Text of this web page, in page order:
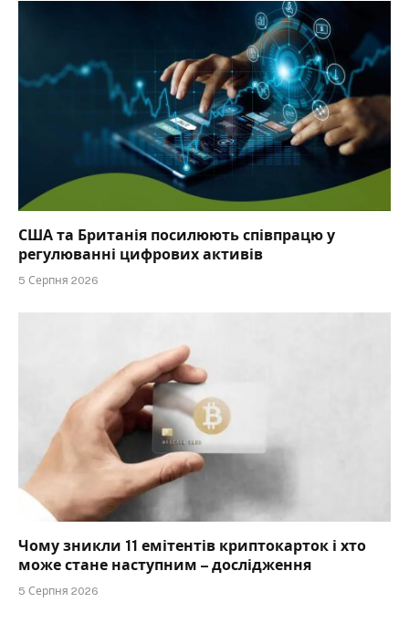
США та Британія посилюють співпрацю у
регулюванні цифрових активів
5 Серпня 2026
Чому зникли 11 емітентів криптокарток і хто
може стане наступним – дослідження
5 Серпня 2026